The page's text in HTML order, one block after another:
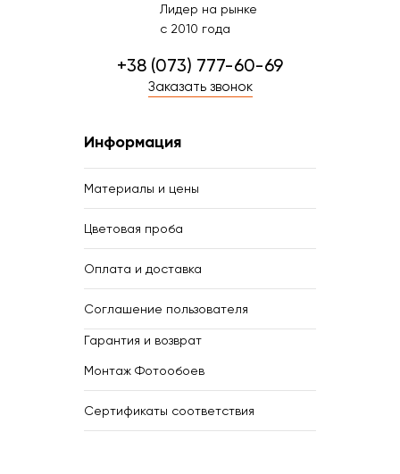
Лидер на рынке
с 2010 года
+38 (073) 777-60-69
Заказать звонок
Информация
Материалы и цены
Цветовая проба
Оплата и доставка
Соглашение пользователя
Гарантия и возврат
Монтаж Фотообоев
Сертификаты соответствия